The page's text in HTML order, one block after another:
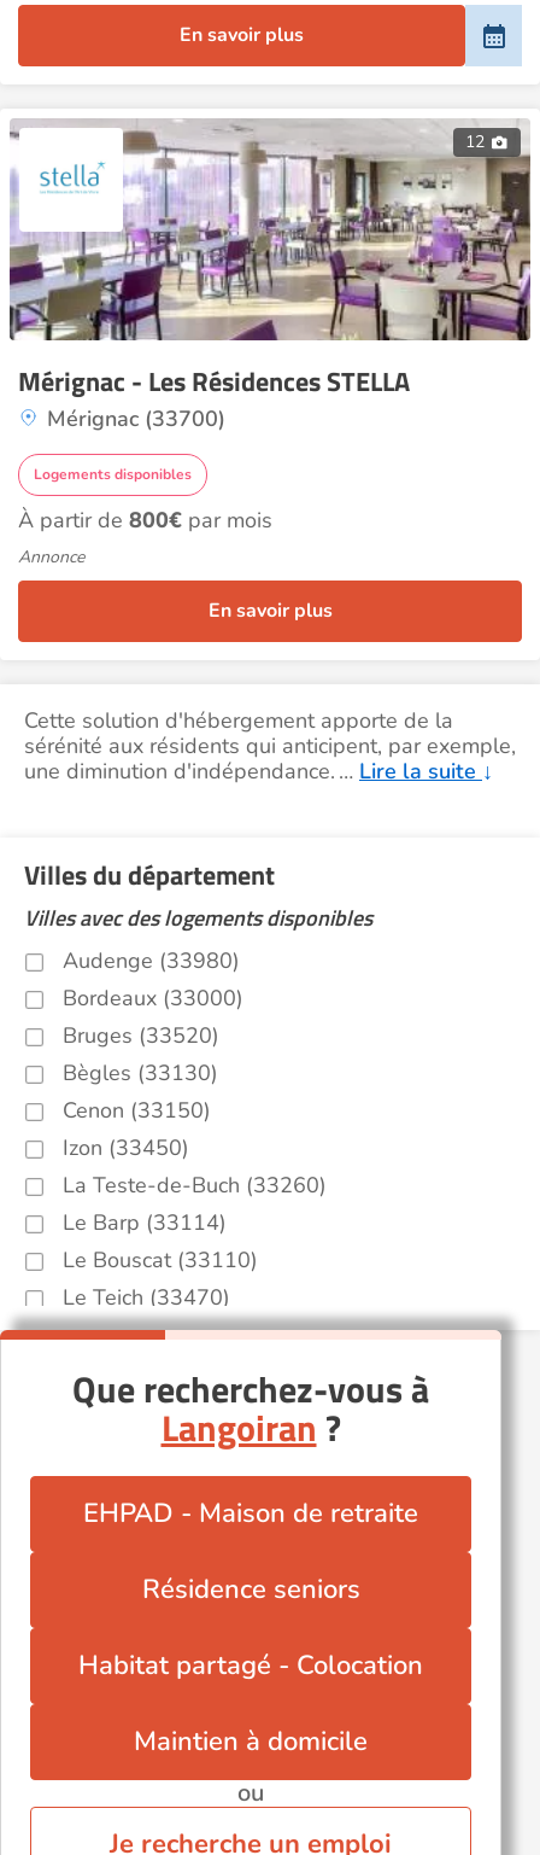
En savoir plus
12
Mérignac - Les Résidences STELLA
Mérignac (33700)
Logements disponibles
À partir de 800€ par mois
Annonce
En savoir plus
Cette solution d'hébergement apporte de la
sérénité aux résidents qui anticipent, par exemple,
une diminution d'indépendance. … Lire la suite ↓
Villes du département
Villes avec des logements disponibles
Audenge (33980)
Bordeaux (33000)
Bruges (33520)
Bègles (33130)
Cenon (33150)
Izon (33450)
La Teste-de-Buch (33260)
Le Barp (33114)
Le Bouscat (33110)
Le Teich (33470)
Libourne (33500)
Mérignac (33700)
Saint-Aubin-de-Médoc (33160)
Soulac-sur-Mer (33780)
Autres villes du département
Arcachon (33120)
Blaye (33390)
Lormont (33310)
Pauillac (33250)
Que recherchez-vous à
Langoiran ?
EHPAD - Maison de retraite
Résidence seniors
Habitat partagé - Colocation
Maintien à domicile
ou
Je recherche un emploi